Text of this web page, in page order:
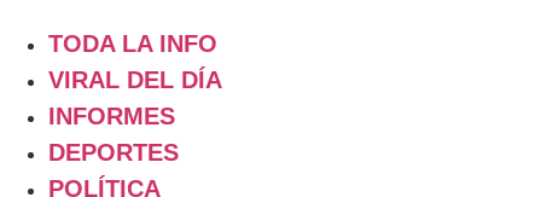
TODA LA INFO
VIRAL DEL DÍA
INFORMES
DEPORTES
POLÍTICA